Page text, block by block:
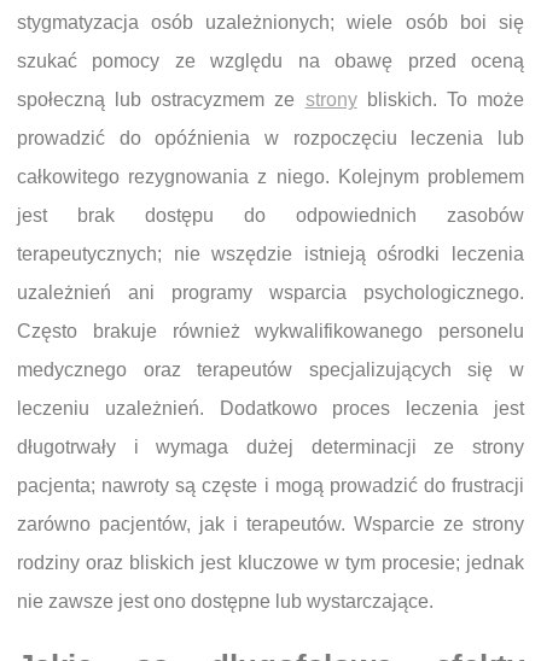
stygmatyzacja osób uzależnionych; wiele osób boi się
szukać pomocy ze względu na obawę przed oceną
społeczną lub ostracyzmem ze stronybliskich. To może
prowadzić do opóźnienia w rozpoczęciu leczenia lub
całkowitego rezygnowania z niego. Kolejnym problemem
jest brak dostępu do odpowiednich zasobów
terapeutycznych; nie wszędzie istnieją ośrodki leczenia
uzależnień ani programy wsparcia psychologicznego.
Często brakuje również wykwalifikowanego personelu
medycznego oraz terapeutów specjalizujących się w
leczeniu uzależnień. Dodatkowo proces leczenia jest
długotrwały i wymaga dużej determinacji ze strony
pacjenta; nawroty są częste i mogą prowadzić do frustracji
zarówno pacjentów, jak i terapeutów. Wsparcie ze strony
rodziny oraz bliskich jest kluczowe w tym procesie; jednak
nie zawsze jest ono dostępne lub wystarczające.